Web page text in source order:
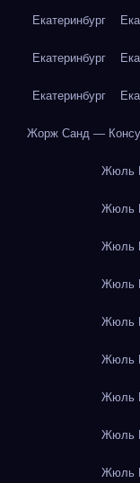
Екатеринбург
Екатеринбург
Екатеринбург
Жорж Санд —
Жюль
Жюль
Жюль
Жюль
Жюль
Жюль
Жюль
Жюль
Жюль